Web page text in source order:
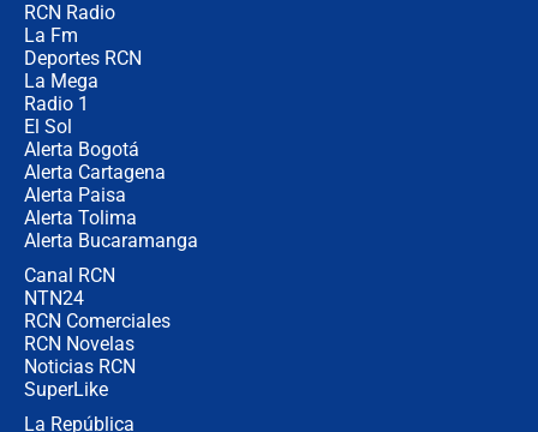
RCN Radio
La Fm
Deportes RCN
La Mega
Radio 1
El Sol
Alerta Bogotá
Alerta Cartagena
Alerta Paisa
Alerta Tolima
Alerta Bucaramanga
Canal RCN
NTN24
RCN Comerciales
RCN Novelas
Noticias RCN
SuperLike
La República